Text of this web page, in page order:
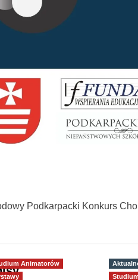
Podkarpacki Konkurs
Animatorów